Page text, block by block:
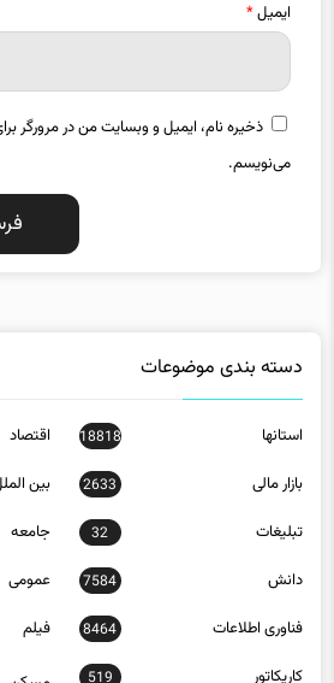
ایمیل*
ذخیره نام، ایمیل و وبسایت من در مرورگر
می‌نویسم.
دسته بندی موضوعات
استانها 18818 اقتصاد
بازار مالی 2633 بین
تبلیغات 32 جامعه
دانش 7584 عمومی
فناوری اطلاعات 8464 فیلم
کاریکاتور 519